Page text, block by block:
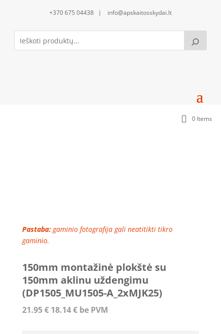
+370 675 04438 | info@apskaitosskydai.lt
0 Items
Pastaba:gaminio fotografija gali neatitikti tikro
gaminio.
150mm montažinė plokštė su
150mm aklinu uždengimu
(DP1505_MU1505-A_2xMJK25)
21.95€ 18.14€be PVM